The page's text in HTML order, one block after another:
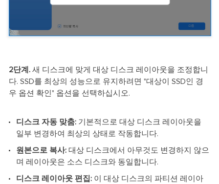
2단계.새 디스크에 맞게 대상 디스크 레이아웃을 조정합니
다. SSD를 최상의 성능으로 유지하려면 "대상이 SSD인 경
우 옵션 확인" 옵션을 선택하십시오.
디스크 자동 맞춤:기본적으로 대상 디스크 레이아웃을
일부 변경하여 최상의 상태로 작동합니다.
원본으로 복사:대상 디스크에서 아무것도 변경하지 않으
며 레이아웃은 소스 디스크와 동일합니다.
디스크 레이아웃 편집:이 대상 디스크의 파티션 레이아